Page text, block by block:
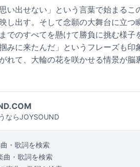
い出せない」という言葉で始まる
し出す。そして念願の大舞台に立
でのすべてを懸けて勝負に挑む様
みに来たんだ」というフレーズも
れて、大輪の花を咲かせる情景が脳
ならJOYSOUND
・歌詞を検索
曲・歌詞を検索